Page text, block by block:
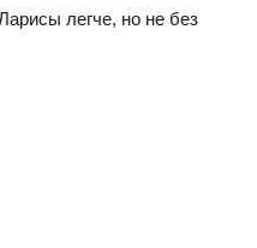
легче, но не без